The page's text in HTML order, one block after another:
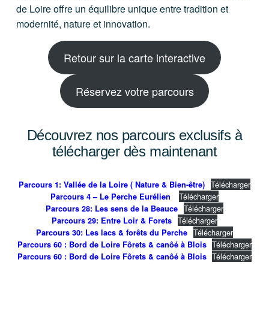
de Loire offre un équilibre unique entre tradition et
modernité, nature et innovation.
Retour sur la carte interactive
Réservez votre parcours
Découvrez nos parcours exclusifs à
télécharger dès maintenant
Parcours 1: Vallée de la Loire ( Nature & Bien-être) Télécharger
Parcours 4 – Le Perche Eurélien Télécharger
Parcours 28: Les sens de la Beauce Télécharger
Parcours 29: Entre Loir & Forets Télécharger
Parcours 30: Les lacs & forêts du Perche Télécharger
Parcours 60 : Bord de Loire Fôrets & canôé à Blois Télécharger
Parcours 60 : Bord de Loire Fôrets & canôé à Blois Télécharger